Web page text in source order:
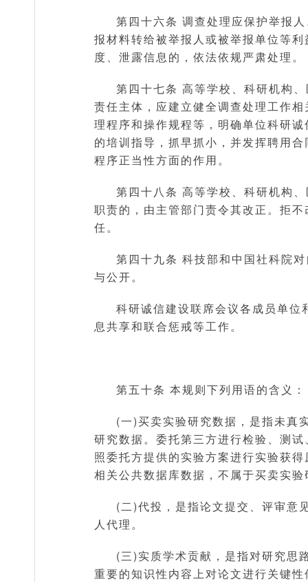
第四十六条 调查处理应保护举报
报材料转给被举报人或被举报单位等
度、泄露信息的，依法依规严肃处理。
第四十七条 高等学校、科研机构
责任主体，应建立健全调查处理工作
理程序和操作规程等，明确单位科研
的培训指导，抓早抓小，并发挥聘用
程序正当性方面的作用。
第四十八条 高等学校、科研机构
职责的，由主管部门责令其改正。拒
任。
第四十九条 科技部和中国社科院
与公开。
科研诚信建设联席会议各成员单
息共享和联合惩戒等工作。
第五十条 本规则下列用语的含义：
(一)买卖实验研究数据，是指未真
研究数据。委托第三方进行检验、测
照委托方提供的实验方案进行实验获
相关公共数据库数据，不属于买卖实
(二)代投，是指论文提交、评审意
人代理。
(三)实质学术贡献，是指对研究思
重要的知识性内容上对论文进行关键